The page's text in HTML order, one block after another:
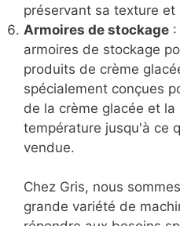
préservant sa texture et
Armoires de stockage
armoires de stockage
produits de crème
spécialement conçues
de la crème glacée et
température jusqu'à ce
vendue.
Chez Gris, nous
grande variété de